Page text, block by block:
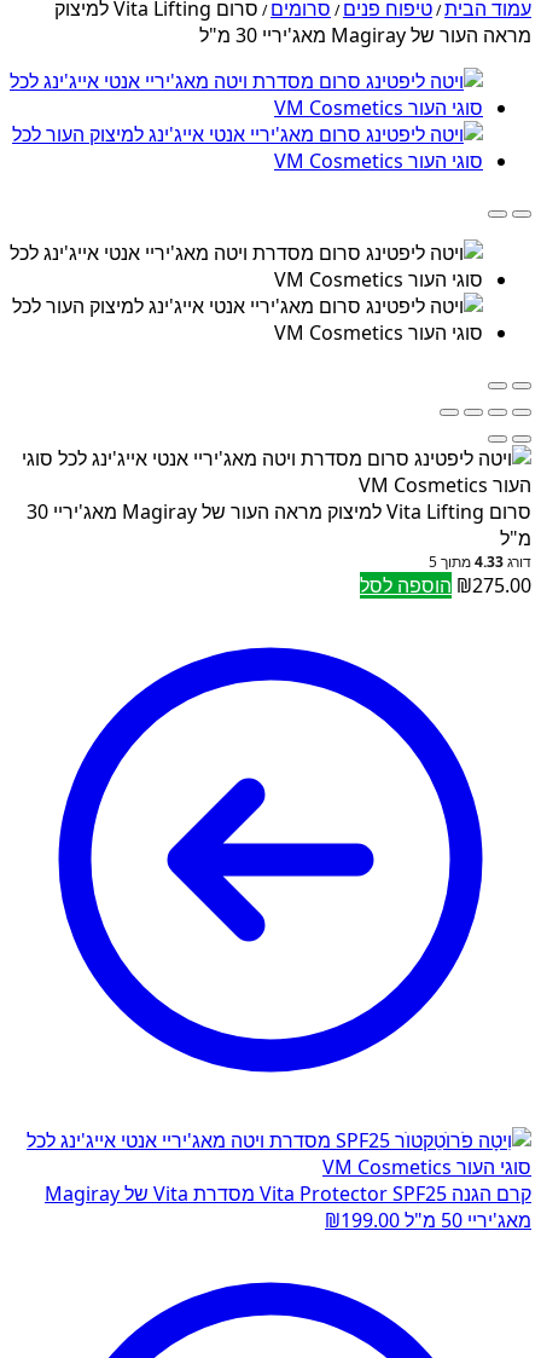
עמוד הבית/טיפוח פנים/ סרומים/
סרום Vita Lifting למיצוק
מראה העור של Magiray מאג'יריי 30 מ"ל
סרום Vita Lifting למיצוק מראה העור של Magiray מאג'יריי 30
מ"ל
דורג4.33מתוך 5
₪275.00 הוספה לסל
קרם הגנה Vita Protector SPF25 מסדרת Vita של Magiray
מאג'יריי 50 מ"ל
₪199.00